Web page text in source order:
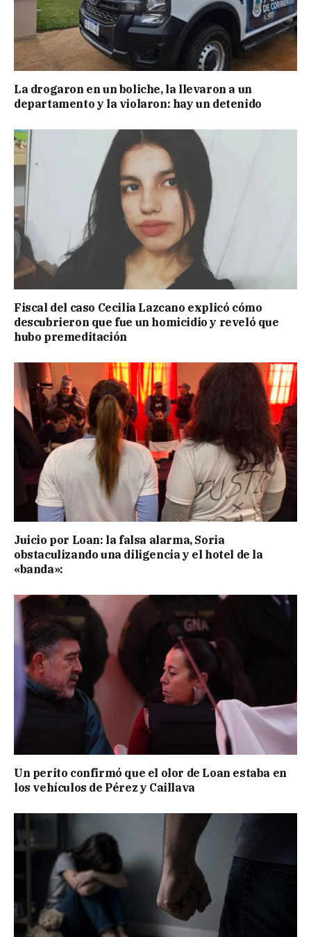
La drogaron en un boliche, la llevaron a un
departamento y la violaron: hay un detenido
Fiscal del caso Cecilia Lazcano explicó cómo
descubrieron que fue un homicidio y reveló que
hubo premeditación
Juicio por Loan: la falsa alarma, Soria
obstaculizando una diligencia y el hotel de la
«banda»:
Un perito confirmó que el olor de Loan estaba en
los vehículos de Pérez y Caillava